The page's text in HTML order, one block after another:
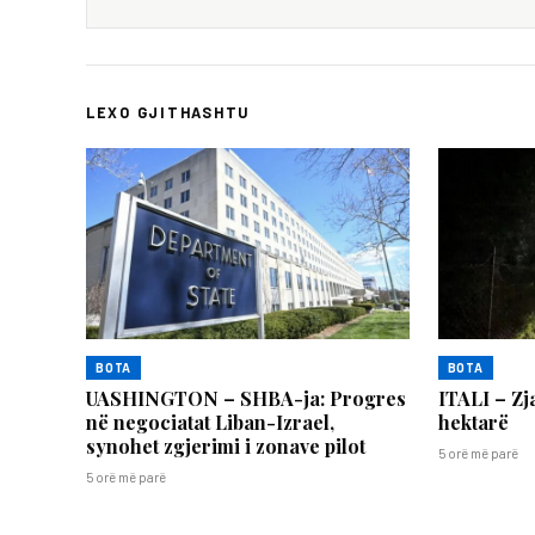
LEXO GJITHASHTU
BOTA
UASHINGTON – SHBA-ja: Progres
në negociatat Liban-Izrael,
synohet zgjerimi i zonave pilot
5 orë më parë
BOTA
ITALI –
hektarë
5 orë më parë